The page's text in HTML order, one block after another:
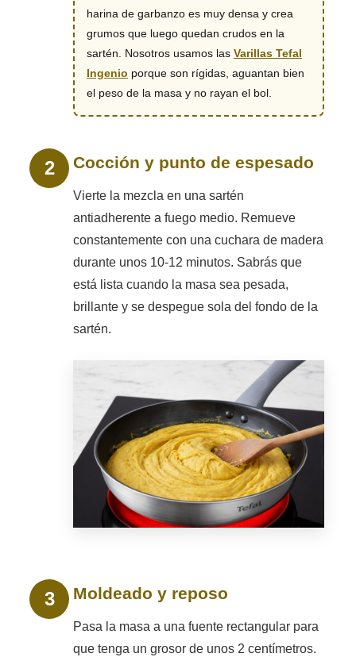
harina de garbanzo es muy densa y crea
grumos que luego quedan crudos en la
sartén. Nosotros usamos las Varillas Tefal
Ingenio porque son rígidas, aguantan bien
el peso de la masa y no rayan el bol.
Cocción y punto de espesado
Vierte la mezcla en una sartén
antiadherente a fuego medio. Remueve
constantemente con una cuchara de madera
durante unos 10-12 minutos. Sabrás que
está lista cuando la masa sea pesada,
brillante y se despegue sola del fondo de la
sartén.
Moldeado y reposo
Pasa la masa a una fuente rectangular para
que tenga un grosor de unos 2 centímetros.